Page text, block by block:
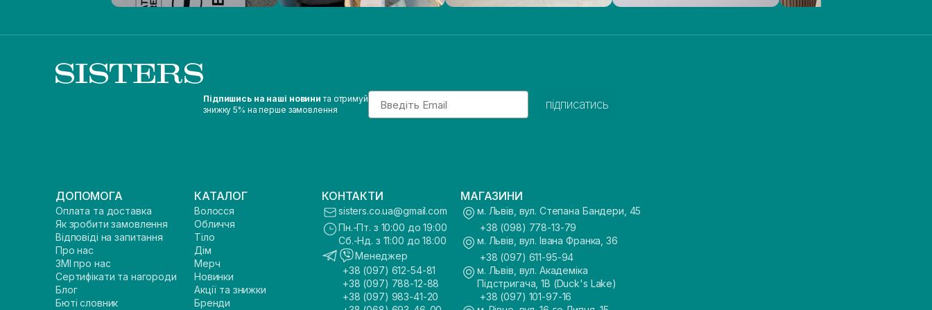
Цинк(1)
MLE(3)
Підпишись на наші новини та отримуй
знижку 5% на перше замовлення
Email
підписатись
ДОПОМОГА
Оплата та доставка
Як зробити замовлення
Відповіді на запитання
Про нас
ЗМІ про нас
Сертифікати та нагороди
Блог
Бюті словник
КАТАЛОГ
Волосся
Обличчя
Тіло
Дім
Мерч
Новинки
Акції та знижки
Бренди
КОНТАКТИ
sisters.co.ua@gmail.com
Пн.-Пт. з 10:00 до 19:00
Сб.-Нд. з 11:00 до 18:00
Менеджер
+38 (097) 612-54-81
+38 (097) 788-12-88
+38 (097) 983-41-20
МАГАЗИНИ
м. Львів, вул. Степана Бандери, 45
+38 (098) 778-13-79
м. Львів, вул. Івана Франка, 36
+38 (097) 611-95-94
м. Львів, вул. Академіка
Підстригача, 1В (Duck's Lake)
+38 (097) 101-97-16